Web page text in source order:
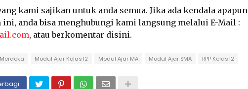
kami sajikan untuk anda semua. Jika ada kendala apapun
anda bisa menghubungi kami langsung melalui E-Mail :
, atau berkomentar disini.
Modul Ajar Kelas 12 Modul Ajar MA Modul Ajar SMA RPP Kelas 12